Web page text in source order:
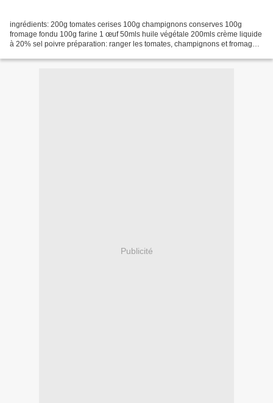
ingrédients: 200g tomates cerises 100g champignons conserves 100g
fromage fondu 100g farine 1 œuf 50mls huile végétale 200mls crème liquide
à 20% sel poivre préparation: ranger les tomates, champignons et fromage
Publicité